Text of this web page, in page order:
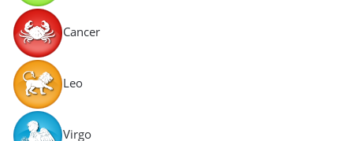
Cancer
Leo
Virgo